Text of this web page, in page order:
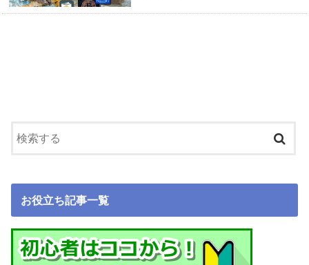
お役立ち記事一覧